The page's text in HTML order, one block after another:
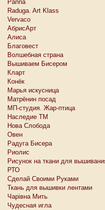
Panna
Raduga. Art Klass
Vervaco
АбрисАрт
Алиса
Благовест
Волшебная страна
Вышиваем Бисером
Кларт
Конёк
Марья искусница
Матрёнин посад
МП-студия. Жар-птица
Наследие ТМ
Нова Слобода
Овен
Радуга Бисера
Риолис
Рисунок на ткани для
РТО
Сделай Своими Руками
Ткань для вышивки лентами
Чарiвна Мить
Чудесная игла